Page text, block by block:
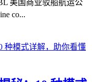
美国商业驳船航运公
co...